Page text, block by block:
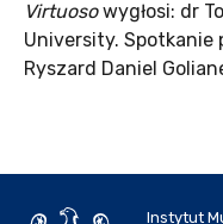
Virtuosowygłosi: dr
University. Spotkanie
Ryszard Daniel
Instytut